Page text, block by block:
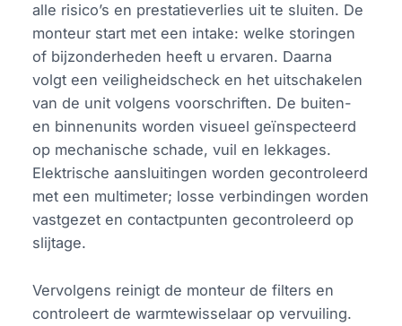
alle risico’s en prestatieverlies uit te sluiten. De
monteur start met een intake: welke storingen
of bijzonderheden heeft u ervaren. Daarna
volgt een veiligheidscheck en het uitschakelen
van de unit volgens voorschriften. De buiten-
en binnenunits worden visueel geïnspecteerd
op mechanische schade, vuil en lekkages.
Elektrische aansluitingen worden gecontroleerd
met een multimeter; losse verbindingen worden
vastgezet en contactpunten gecontroleerd op
slijtage.
Vervolgens reinigt de monteur de filters en
controleert de warmtewisselaar op vervuiling.